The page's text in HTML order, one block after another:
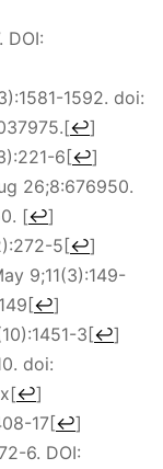
DOI:
1592. doi:
[↩]
6[↩]
26;8:676950.
[↩]
5[↩]
9;11(3):149-
[↩]
3[↩]
doi:
[↩]
17[↩]
6. DOI: